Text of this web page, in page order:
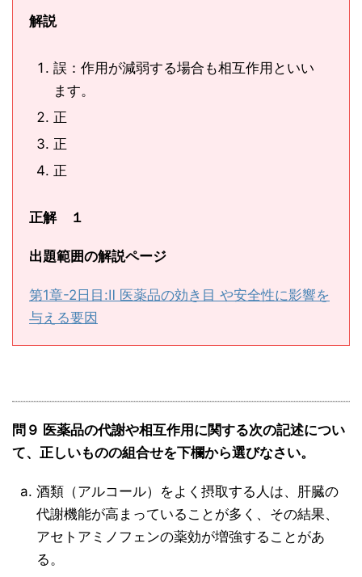
解説
誤：作用が減弱する場合も相互作用といい
ます。
正
正
正
正解 １
出題範囲の解説ページ
第1章-2日目:Ⅱ 医薬品の効き目 や安全性に影響を
与える要因
問９ 医薬品の代謝や相互作用に関する次の記述につい
て、正しいものの組合せを下欄から選びなさい。
酒類（アルコール）をよく摂取する人は、肝臓の
代謝機能が高まっていることが多く、その結果、
アセトアミノフェンの薬効が増強することがあ
る。